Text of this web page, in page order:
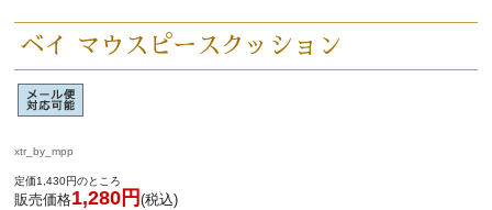
ベイ マウスピースクッション
xtr_by_mpp
定価1,430円のところ
販売価格1,280円 (税込)
選定者のご紹介
演奏会のお知らせ